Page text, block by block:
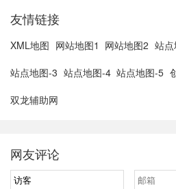
友情链接
XML地图 网站地图1 网站地图2 站点
站点地图-3 站点地图-4 站点地图-5
双龙辅助网
网友评论